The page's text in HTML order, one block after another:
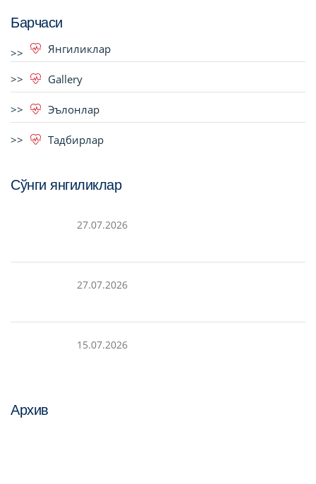
Барчаси
Янгиликлар
Gallery
Эълонлар
Тадбирлар
Сўнги янгиликлар
27.07.2026
27.07.2026
15.07.2026
Архив